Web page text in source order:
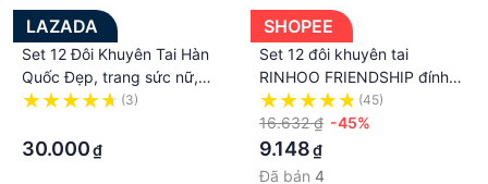
LAZADA
Set 12 Đôi Khuyên Tai Hàn
Quốc Đẹp, trang sức nữ,
phụ kiện thời trang
(3)
30.000₫
SHOPEE
Set 12 đôi khuyên tai
RINHOO FRIENDSHIP đính
ngọc trai giả thời trang Hàn
Quốc dành cho nữ
(45)
16.632 ₫ -45%
9.148₫
Đã bán 4